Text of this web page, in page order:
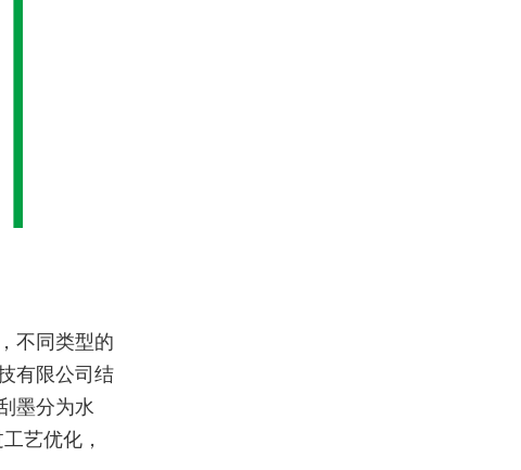
不同类型的
有限公司结
墨分为水
艺优化，